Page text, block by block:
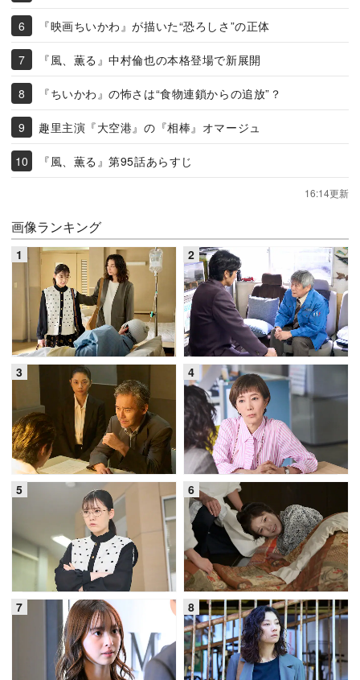
『映画ちいかわ』が描いた“恐ろしさ”の正体
『風、薫る』中村倫也の本格登場で新展開
『ちいかわ』の怖さは“食物連鎖からの追放”？
趣里主演『大空港』の『相棒』オマージュ
『風、薫る』第95話あらすじ
16:14更新
画像ランキング